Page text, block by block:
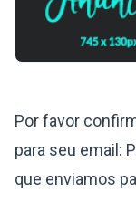
Por favor
para seu email:
que enviamos